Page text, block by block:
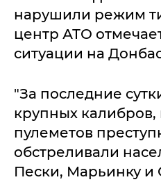
нарушили режим
центр АТО
ситуации на
"За последние
крупных калибров,
пулеметов
обстреливали
Пески, Марьинку и